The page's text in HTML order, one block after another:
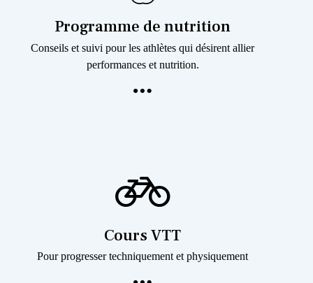
Programme de nutrition
Conseils et suivi pour les athlètes qui désirent allier
performances et nutrition.
Cours VTT
Pour progresser techniquement et physiquement